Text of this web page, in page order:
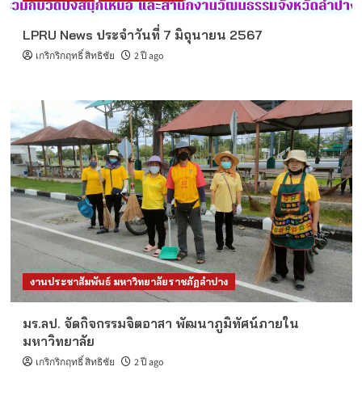
LPRU News ประจำวันที่ 7 มิถุนายน 2567
เกริกริกฤทธิ์ สิทธิชัย 2 ปี ago
งานประชาสัมพันธ์ มหาวิทยาลัยราชภัฏลำปาง
มร.ลป. จัดกิจกรรมจิตอาสา พัฒนาภูมิทัศน์ภายใน
มหาวิทยาลัย
เกริกริกฤทธิ์ สิทธิชัย 2 ปี ago